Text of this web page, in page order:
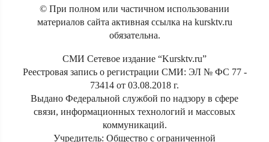
© При полном или частичном использовании
материалов сайта активная ссылка на kursktv.ru
обязательна.
СМИ Сетевое издание “Kursktv.ru”
Реестровая запись о регистрации СМИ: ЭЛ № ФС 77 -
73414 от 03.08.2018 г.
Выдано Федеральной службой по надзору в сфере
связи, информационных технологий и массовых
коммуникаций.
Учредитель: Общество с ограниченной